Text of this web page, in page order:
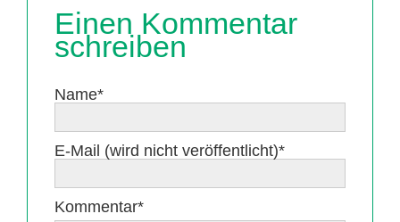
Einen Kommentar
schreiben
Pflichtfeld
Name*
Pflichtfeld
E-Mail (wird nicht veröffentlicht)*
Pflichtfeld
Kommentar*